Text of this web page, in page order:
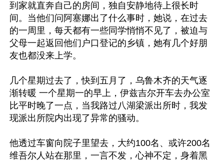
到家就直奔自己的房间，独自安静地待上很长时
间。当他们问阿塞娜出了什么事时，她说，在过去
的一周里，每天都有一些同学悄悄不见了，被迫与
父母一起返回他们户口登记的乡镇，她有几个好朋
友也都没来上学。
几个星期过去了，快到五月了，乌鲁木齐的天气逐
渐转暖 一个星期一的早上，伊兹吉尔开车去办公室
比平时晚了一点，当我路过八湖梁派出所时，我发
现派出所院内出现了异常的骚动。
他透过车窗向院子里望去，大约100名、或许200名
维吾尔人站在那里，一言不发，心神不定，身着黑